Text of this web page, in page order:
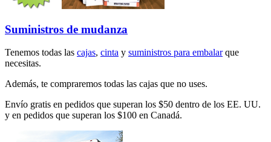
Suministros de mudanza
Tenemos todas las cajas, cinta y suministros para embalarque
necesitas.
Además, te compraremos todas las cajas que no uses.
Envío gratis en pedidos que superan los $50 dentro de los EE. UU.
y en pedidos que superan los $100 en Canadá.